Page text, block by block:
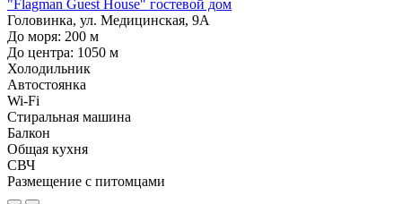
"Flagman Guest House" гостевой дом
Головинка, ул. Медицинская, 9А
До моря: 200 м
До центра: 1050 м
Холодильник
Автостоянка
Wi-Fi
Стиральная машина
Балкон
Общая кухня
СВЧ
Размещение с питомцами